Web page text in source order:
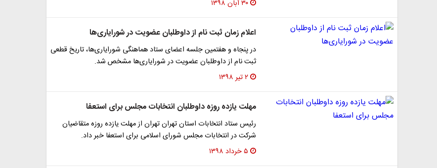
۳۰ آبان ۱۳۹۸
اعلام زمان ثبت نام از داوطلبان عضویت در شورایاری‌ها
در پنجاه و هفتمین جلسه اعضای ستاد هماهنگی شورایاری‌ها، تاریخ قطعی
ثبت نام از داوطلبان عضویت در شورایاری‌ها مشخص شد.
۲ تیر ۱۳۹۸
مهلت یازده روزه داوطلبان انتخابات مجلس برای استعفا
رئیس ستاد انتخابات استان تهران تهران از مهلت یازده روزه متقاضیان
شرکت در انتخابات مجلس شورای اسلامی برای استعفا خبر داد.
۵ خرداد ۱۳۹۸